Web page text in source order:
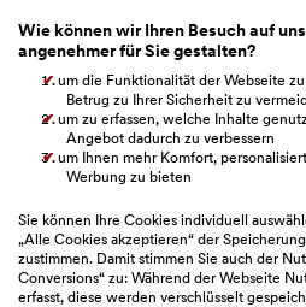
Whistleblowing
Beschwerdemanagement
Verbandsklage
BAWAG Webseiten
Bitte auswählen
Wie können wir Ihren Besuch auf
angenehmer für Sie gestalten?
um die Funktionalität der Webseite
Betrug zu Ihrer Sicherheit zu
um zu erfassen, welche Inhalte
Angebot dadurch zu verbessern
um Ihnen mehr Komfort,
Werbung zu bieten
Sie können Ihre Cookies individuell
„Alle Cookies akzeptieren“ der
zustimmen. Damit stimmen Sie auch der
Conversions“ zu: Während der Webseite
erfasst, diese werden verschlüsselt